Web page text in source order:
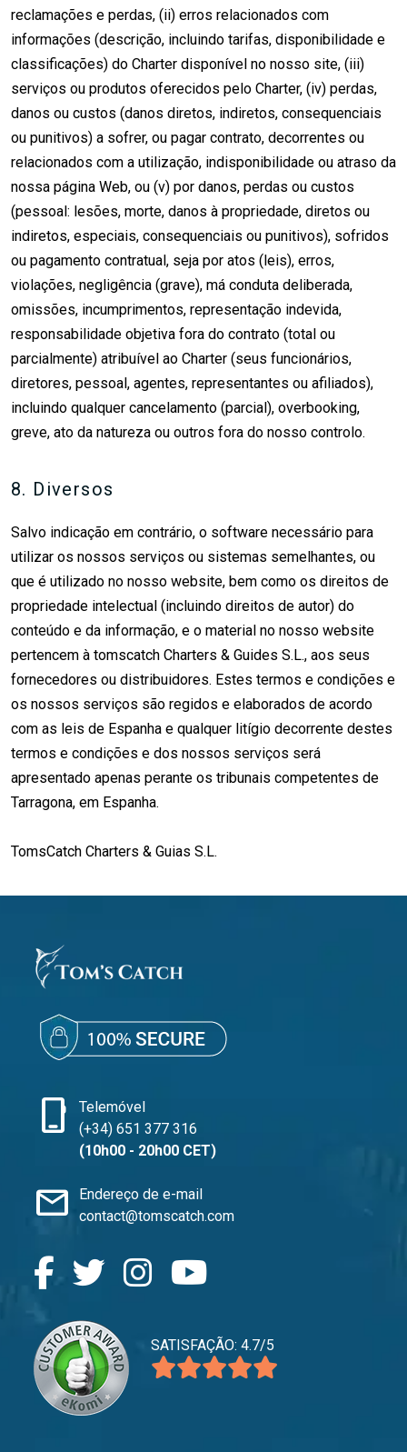
reclamações e perdas, (ii) erros relacionados com
informações (descrição, incluindo tarifas, disponibilidade e
classificações) do Charter disponível no nosso site, (iii)
serviços ou produtos oferecidos pelo Charter, (iv) perdas,
danos ou custos (danos diretos, indiretos, consequenciais
ou punitivos) a sofrer, ou pagar contrato, decorrentes ou
relacionados com a utilização, indisponibilidade ou atraso da
nossa página Web, ou (v) por danos, perdas ou custos
(pessoal: lesões, morte, danos à propriedade, diretos ou
indiretos, especiais, consequenciais ou punitivos), sofridos
ou pagamento contratual, seja por atos (leis), erros,
violações, negligência (grave), má conduta deliberada,
omissões, incumprimentos, representação indevida,
responsabilidade objetiva fora do contrato (total ou
parcialmente) atribuível ao Charter (seus funcionários,
diretores, pessoal, agentes, representantes ou afiliados),
incluindo qualquer cancelamento (parcial), overbooking,
greve, ato da natureza ou outros fora do nosso controlo.
8. Diversos
Salvo indicação em contrário, o software necessário para
utilizar os nossos serviços ou sistemas semelhantes, ou
que é utilizado no nosso website, bem como os direitos de
propriedade intelectual (incluindo direitos de autor) do
conteúdo e da informação, e o material no nosso website
pertencem à tomscatch Charters & Guides S.L., aos seus
fornecedores ou distribuidores. Estes termos e condições e
os nossos serviços são regidos e elaborados de acordo
com as leis de Espanha e qualquer litígio decorrente destes
termos e condições e dos nossos serviços será
apresentado apenas perante os tribunais competentes de
Tarragona, em Espanha.
TomsCatch Charters & Guias S.L.
phone_iphone
Telemóvel
(+34) 651 377 316
(10h00 - 20h00 CET)
mail
Endereço de e-mail
contact@tomscatch.com
SATISFAÇÃO: 4.7/5